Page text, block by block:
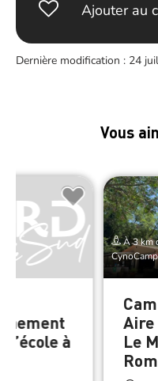
Ajouter au
Dernière modification : 24
Vous
l’école à
À 3 km
Le